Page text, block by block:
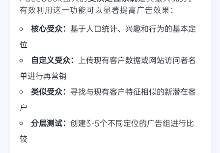
有效利用这一功能可以显著提高广告效果：
核心受众： 基于人口统计、兴趣和行为的基本定
位
自定义受众：
上传现有客户数据或网站访问者名
单进行再营销
类似受众： 寻找与现有客户特征相似的新潜在客
户
分层测试： 创建3-5个不同定位的广告组进行比
较